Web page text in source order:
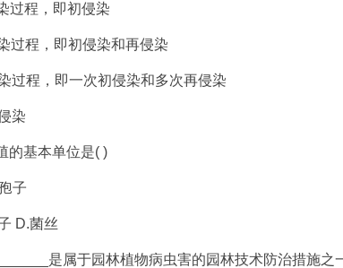
程，即初侵染
程，即初侵染和再侵染
程，即一次初侵染和多次再侵染
染
基本单位是( )
子
D.菌丝
是属于园林植物病虫害的园林技术防治措施之